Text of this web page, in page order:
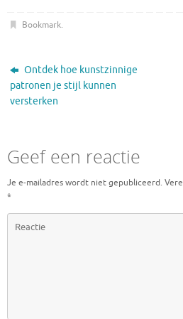
Bookmark.
Ontdek hoe kunstzinnige
patronen je stijl kunnen
versterken
Geef een reactie
Je e-mailadres wordt niet gepubliceerd.
*